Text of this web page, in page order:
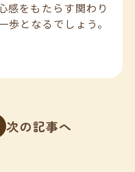
感をもたらす関わり
となるでしょう。
次の記事へ